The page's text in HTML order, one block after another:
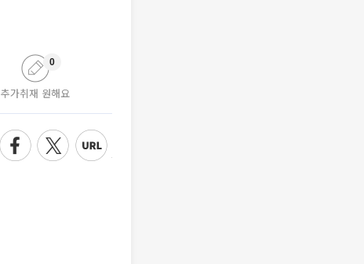
추가취재 원해요
0